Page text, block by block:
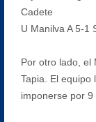
Cadete
U Manilva A 5-1
Por otro lado, el
Tapia. El equipo
imponerse por 9